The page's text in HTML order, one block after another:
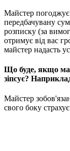
Майстер погоджує
передбачувану
розписку (за
отримує від вас
майстер надасть
Що буде, якщо
зіпсує?
Майстер
свого боку